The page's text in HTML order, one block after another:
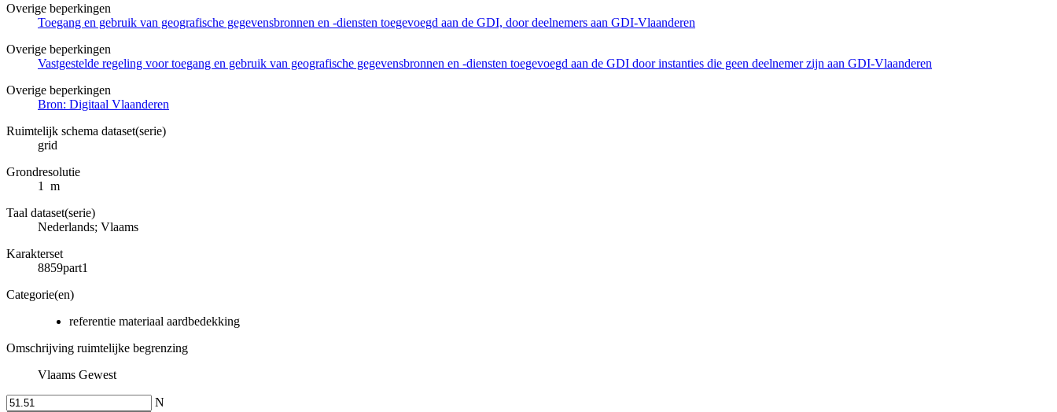
Overige beperkingen
Toegang en gebruik van geografische gegevensbronnen en -diensten toegevoegd aan de GDI, door deelnemers aan GDI-Vlaanderen
Overige beperkingen
Vastgestelde regeling voor toegang en gebruik van geografische gegevensbronnen en -diensten toegevoegd aan de GDI door instanties die geen deelnemer zijn aan GDI-Vlaanderen
Overige beperkingen
Bron: Digitaal Vlaanderen
Ruimtelijk schema dataset(serie)
grid
Grondresolutie
1 m
Taal dataset(serie)
Nederlands; Vlaams
Karakterset
8859part1
Categorie(en)
referentie materiaal aardbedekking
Omschrijving ruimtelijke begrenzing
Vlaams Gewest
N